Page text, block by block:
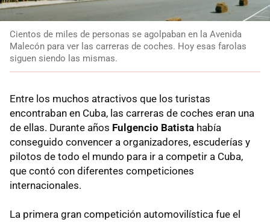
Cientos de miles de personas se agolpaban en la Avenida
Malecón para ver las carreras de coches. Hoy esas farolas
siguen siendo las mismas.
Entre los muchos atractivos que los turistas
encontraban en Cuba, las carreras de coches eran una
de ellas. Durante años Fulgencio Batista había
conseguido convencer a organizadores, escuderías y
pilotos de todo el mundo para ir a competir a Cuba,
que contó con diferentes competiciones
internacionales.
La primera gran competición automovilística fue el